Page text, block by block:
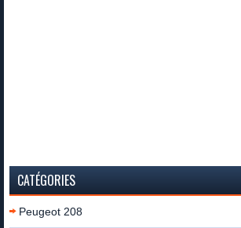
CATÉGORIES
Peugeot 208